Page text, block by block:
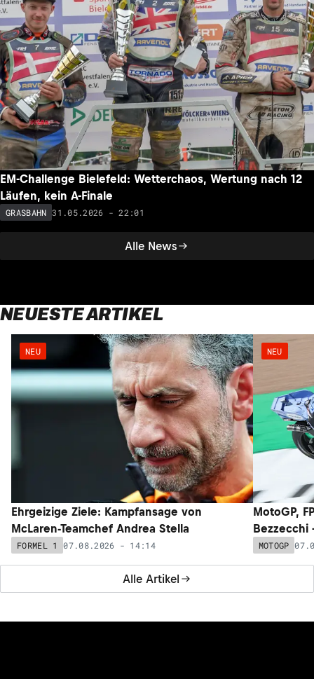
Alle News
EM-Challenge Bielefeld: Wetterchaos, Wertung nach 12
Läufen, kein A-Finale
GRASBAHN 31.05.2026 - 22:01
NEUESTE ARTIKEL
Alle Artikel
NEU
Ehrgeizige Ziele: Kampfansage von
McLaren-Teamchef Andrea Stella
FORMEL 1 07.08.2026 - 14:14
NEU
MotoGP,
Bezzecchi
MOTOGP